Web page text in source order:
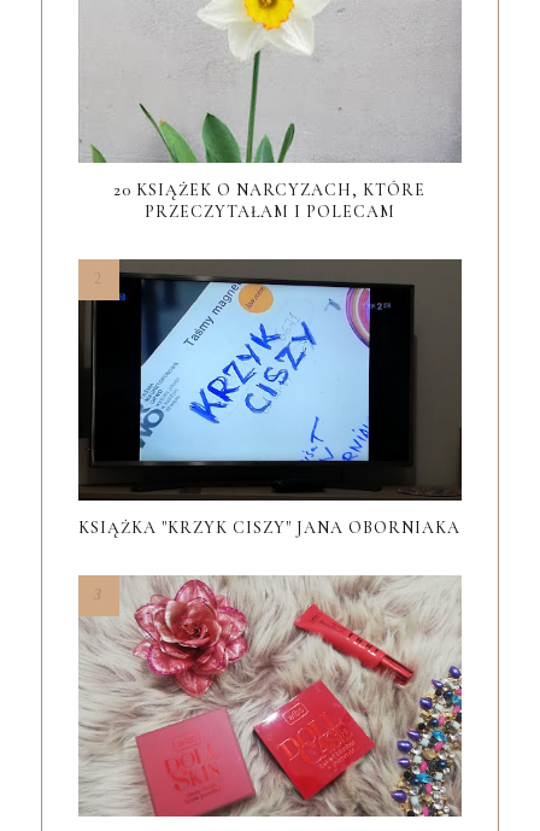
20 KSIĄŻEK O NARCYZACH, KTÓRE
PRZECZYTAŁAM I POLECAM
KSIĄŻKA "KRZYK CISZY" JANA OBORNIAKA